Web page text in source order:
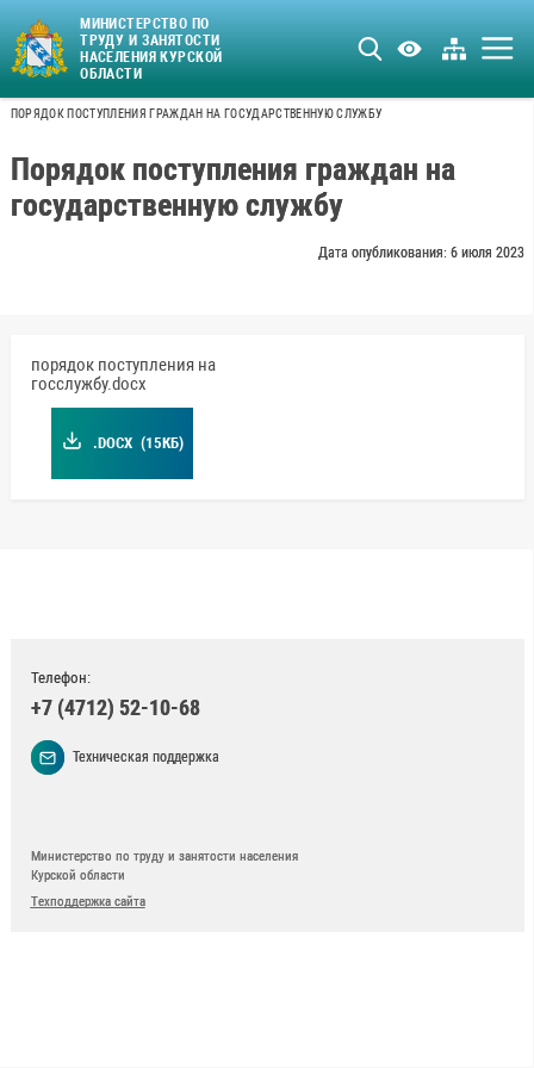
МИНИСТЕРСТВО ПО
ТРУДУ И ЗАНЯТОСТИ
НАСЕЛЕНИЯ КУРСКОЙ
ОБЛАСТИ
ПОРЯДОК ПОСТУПЛЕНИЯ ГРАЖДАН НА ГОСУДАРСТВЕННУЮ СЛУЖБУ
Порядок поступления граждан на
государственную службу
Дата опубликования: 6 июля 2023
порядок поступления на
госслужбу.docx
.DOCX (15КБ)
Телефон:
+7 (4712) 52-10-68
Техническая поддержка
Министерство по труду и занятости населения
Курской области
Техподдержка сайта